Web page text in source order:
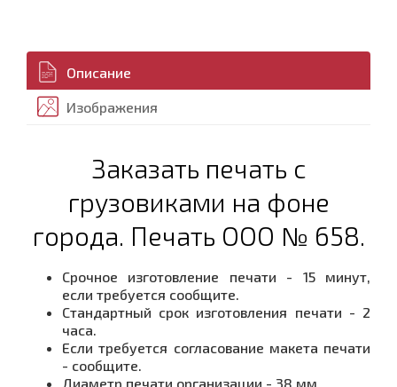
Описание
Изображения
Заказать печать с
грузовиками на фоне
города. Печать ООО № 658.
Срочное изготовление печати - 15 минут,
если требуется сообщите.
Стандартный срок изготовления печати - 2
часа.
Если требуется согласование макета печати
- сообщите.
Диаметр печати организации - 38 мм.